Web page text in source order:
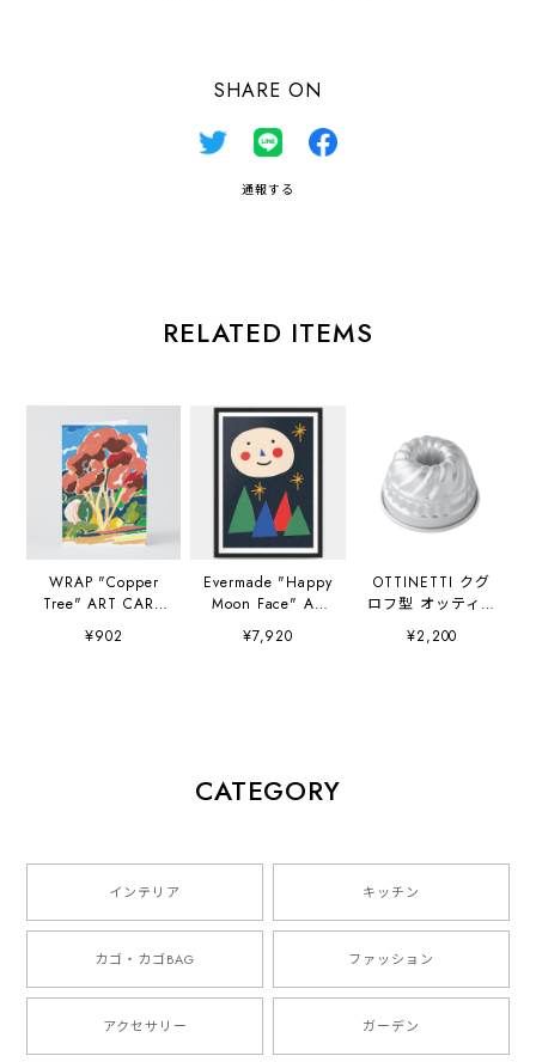
SHARE ON
通報する
RELATED ITEMS
WRAP "Copper
Tree" ART CARD
Artwork by
Charlotte Trounce
¥902
Evermade "Happy
Moon Face" A3
(297×420mm) Art
Print Artwork by
¥7,920
OTTINETTI クグ
ロフ型 オッティネ
ッティ社
¥2,200
CATEGORY
インテリア キッチン
カゴ・カゴBAG ファッション
アクセサリー ガーデン